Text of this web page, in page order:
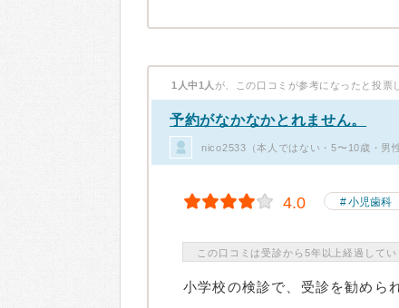
1人中1人 が、この口コミが参考になったと投票
予約がなかなかとれません。
nico2533（本人ではない・5〜10歳・男
4.0 小児歯科
この口コミは受診から5年以上経過してい
小学校の検診で、受診を勧めら